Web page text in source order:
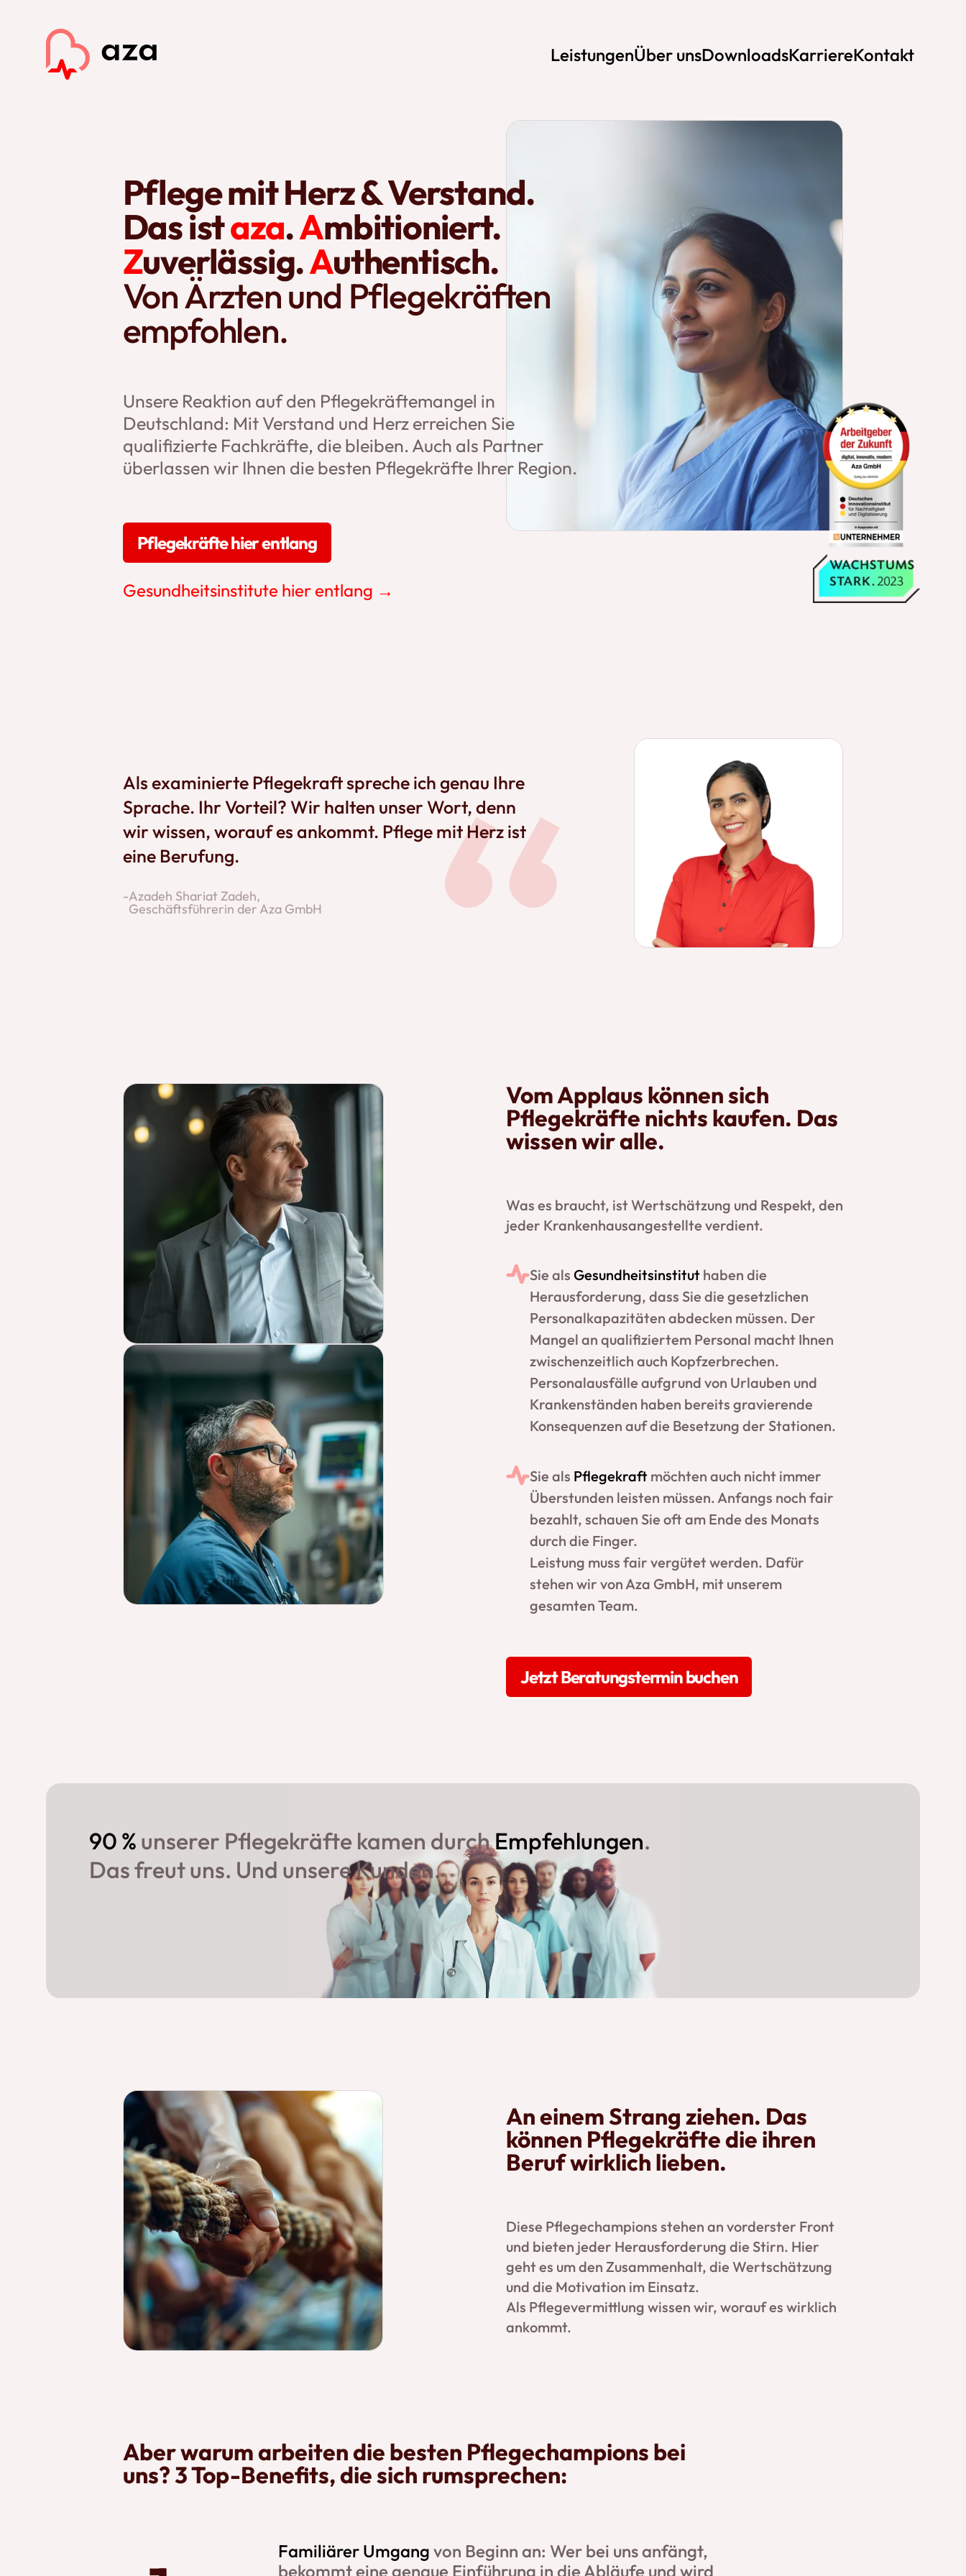
Leistungen
Gesundheitsinstitute
Über unsDownloadsKarriereKontakt
Pflege mit Herz & Verstand.
Das istaza.Ambitioniert.
Zuverlässig.Authentisch.
Von Ärzten und Pflegekräften
empfohlen.
Unsere Reaktion auf den Pflegekräftemangel in
Deutschland: Mit Verstand und Herz erreichen Sie
qualifizierte Fachkräfte, die bleiben. Auch als Partner
überlassen wir Ihnen die besten Pflegekräfte Ihrer Region.
Pflegekräfte hier entlang
Gesundheitsinstitute hier entlang →
Als examinierte Pflegekraft spreche ich genau Ihre
Sprache. Ihr Vorteil? Wir halten unser Wort, denn
wir wissen, worauf es ankommt. Pflege mit Herz ist
eine Berufung.
-Azadeh Shariat Zadeh,
Geschäftsführerin der Aza GmbH
Vom Applaus können sich
Pflegekräfte nichts kaufen. Das
wissen wir alle.
Was es braucht, ist Wertschätzung und Respekt, den
jeder Krankenhausangestellte verdient.
Sie als Gesundheitsinstitut haben die
Herausforderung, dass Sie die gesetzlichen
Personalkapazitäten abdecken müssen. Der
Mangel an qualifiziertem Personal macht Ihnen
zwischenzeitlich auch Kopfzerbrechen.
Personalausfälle aufgrund von Urlauben und
Krankenständen haben bereits gravierende
Konsequenzen auf die Besetzung der Stationen.
Sie als Pflegekraft möchten auch nicht immer
Überstunden leisten müssen. Anfangs noch fair
bezahlt, schauen Sie oft am Ende des Monats
durch die Finger.
Leistung muss fair vergütet werden. Dafür
stehen wir von Aza GmbH, mit unserem
gesamten Team.
Jetzt Beratungstermin buchen
90 % unserer Pflegekräfte kamen durchEmpfehlungen.
Das freut uns. Und unsere Kunden.
An einem Strang ziehen. Das
können Pflegekräfte die ihren
Beruf wirklich lieben.
Diese Pflegechampions stehen an vorderster Front
und bieten jeder Herausforderung die Stirn. Hier
geht es um den Zusammenhalt, die Wertschätzung
und die Motivation im Einsatz.
Als Pflegevermittlung wissen wir, worauf es wirklich
ankommt.
Aber warum arbeiten die besten Pflegechampions bei
uns? 3 Top-Benefits, die sich rumsprechen:
Familiärer Umgang von Beginn an: Wer bei uns anfängt,
bekommt eine genaue Einführung in die Abläufe und wird